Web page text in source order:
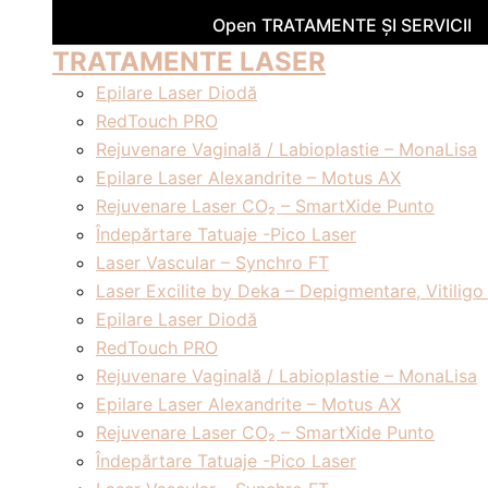
Open TRATAMENTE ȘI SERVICII
TRATAMENTE LASER
Epilare Laser Diodă
RedTouch PRO
Rejuvenare Vaginală / Labioplastie – MonaLisa
Epilare Laser Alexandrite – Motus AX
Rejuvenare Laser CO₂ – SmartXide Punto
Îndepărtare Tatuaje -Pico Laser
Laser Vascular – Synchro FT
Laser Excilite by Deka – Depigmentare,
Epilare Laser Diodă
RedTouch PRO
Rejuvenare Vaginală / Labioplastie – MonaLisa
Epilare Laser Alexandrite – Motus AX
Rejuvenare Laser CO₂ – SmartXide Punto
Îndepărtare Tatuaje -Pico Laser